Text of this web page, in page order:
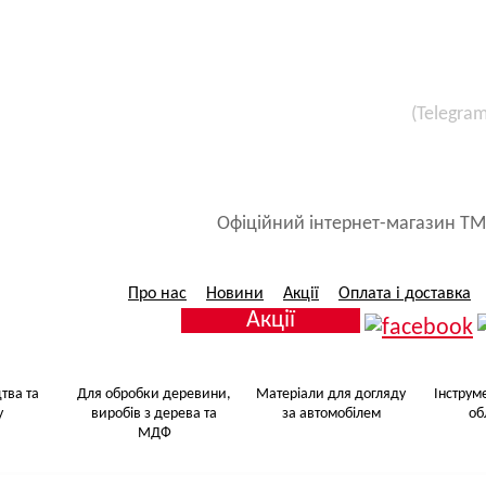
Офіційний інтернет-магазин
Про нас Новини Акції Оплата і доставка
Акції
та
Для обробки деревини,
виробів з дерева та
МДФ
Матеріали для догляду
за автомобілем